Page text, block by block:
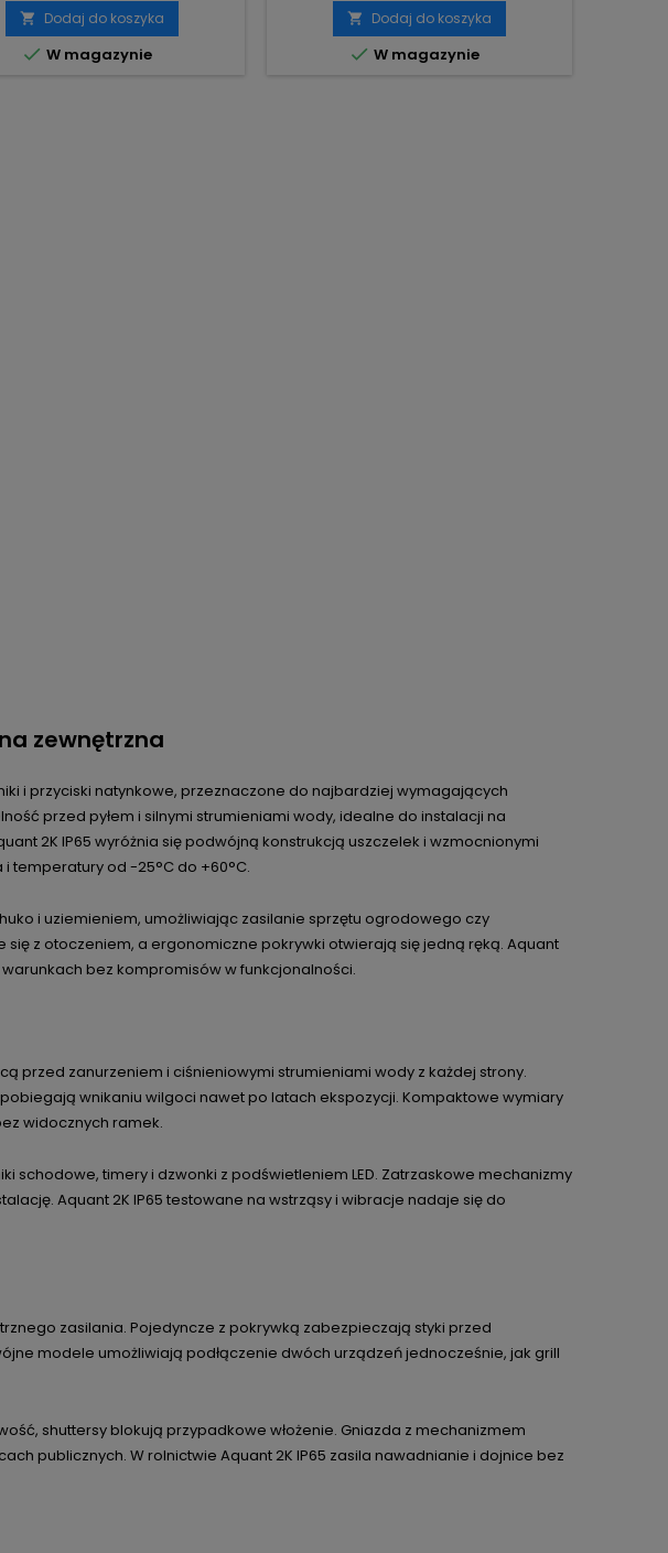
 Dodaj do koszyka
 W magazynie
 Dodaj do koszyka
 W magazynie
zewnętrzna
i przyciski natynkowe, przeznaczone do najbardziej wymagających
przed pyłem i silnymi strumieniami wody, idealne do instalacji na
2K IP65 wyróżnia się podwójną konstrukcją uszczelek i wzmocnionymi
temperatury od -25°C do +60°C.
i uziemieniem, umożliwiając zasilanie sprzętu ogrodowego czy
z otoczeniem, a ergonomiczne pokrywki otwierają się jedną ręką. Aquant
bez kompromisów w funkcjonalności.
przed zanurzeniem i ciśnieniowymi strumieniami wody z każdej strony.
wnikaniu wilgoci nawet po latach ekspozycji. Kompaktowe wymiary
widocznych ramek.
schodowe, timery i dzwonki z podświetleniem LED. Zatrzaskowe mechanizmy
Aquant 2K IP65 testowane na wstrząsy i wibracje nadaje się do
zasilania. Pojedyncze z pokrywką zabezpieczają styki przed
modele umożliwiają podłączenie dwóch urządzeń jednocześnie, jak grill
shuttersy blokują przypadkowe włożenie. Gniazda z mechanizmem
publicznych. W rolnictwie Aquant 2K IP65 zasila nawadnianie i dojnice bez